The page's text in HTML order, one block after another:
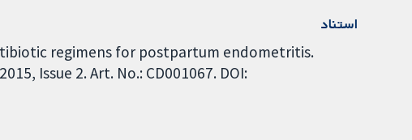
استناد
regimens for postpartum endometritis.
Issue 2. Art. No.: CD001067. DOI: